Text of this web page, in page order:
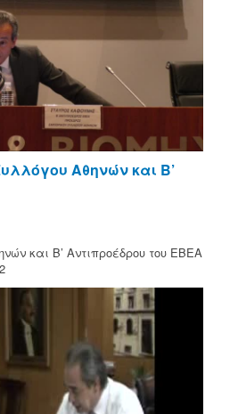
Αθηνών και Β’
και Β’ Αντιπροέδρου του ΕΒΕΑ